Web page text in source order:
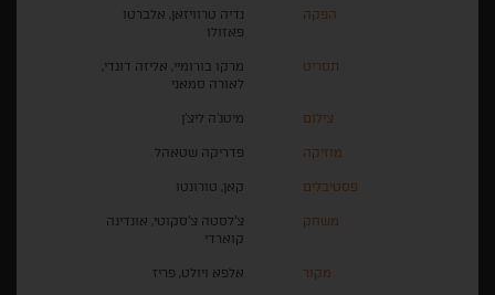
הפקה
נדיה טרוויזאן, אלברטו
פאזולו
תסריט
מרקו בורומיי, אליזה דונדי,
לאורה סמאני
צילום מיטג'ה ליצ'ן
מוזיקה פדריקה שטאהל
פסטיבלים קאן, טורונטו
משחק
צ'לסטה צ'סקוטי, אונדינה
קוארדי
מקור אלפא ויולט, פריז